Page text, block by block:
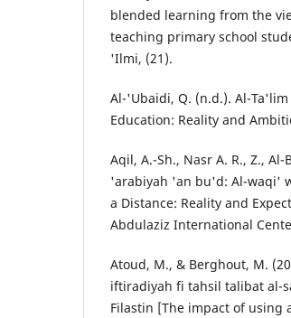
blended learning from the
teaching primary school
'Ilmi, (21).
Al-'Ubaidi, Q. (n.d.). Al-
Education: Reality and
Aqil, A.-Sh., Nasr A. R., Z.,
'arabiyah 'an bu'd: Al-waqi'
a Distance: Reality and
Abdulaziz International
Atoud, M., & Berghout, M.
iftiradiyah fi tahsil talibat al-
Filastin [The impact of